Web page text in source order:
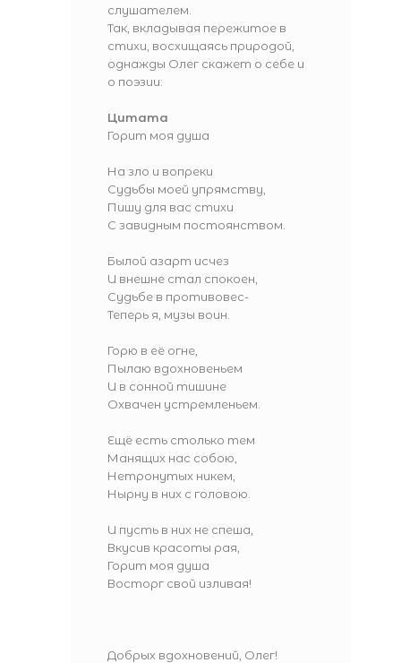
слушателем.
Так, вкладывая пережитое в
стихи, восхищаясь природой,
однажды Олег скажет о себе и
о поэзии:
Цитата
Горит моя душа
На зло и вопреки
Судьбы моей упрямству,
Пишу для вас стихи
С завидным постоянством.
Былой азарт исчез
И внешне стал спокоен,
Судьбе в противовес-
Теперь я, музы воин.
Горю в её огне,
Пылаю вдохновеньем
И в сонной тишине
Охвачен устремленьем.
Ещё есть столько тем
Манящих нас собою,
Нетронутых никем,
Нырну в них с головою.
И пусть в них не спеша,
Вкусив красоты рая,
Горит моя душа
Восторг свой изливая!
Добрых вдохновений, Олег!